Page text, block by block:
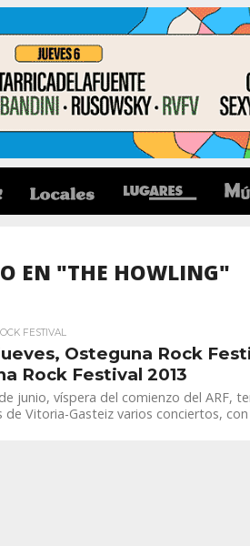
EN "THE HOWLING"
FESTIVAL
Osteguna Rock
Rock Festival 2013
junio, víspera del comienzo del ARF,
de Vitoria-Gasteiz varios conciertos,